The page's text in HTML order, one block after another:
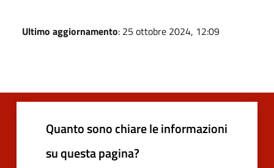
Ultimo aggiornamento: 25 ottobre 2024, 12:09
Quanto sono chiare le informazioni
su questa pagina?